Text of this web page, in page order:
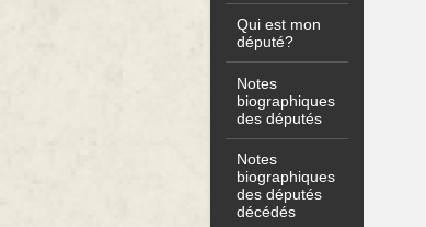
Qui est mon
député?
Notes
biographiques
des députés
Notes
biographiques
des députés
décédés